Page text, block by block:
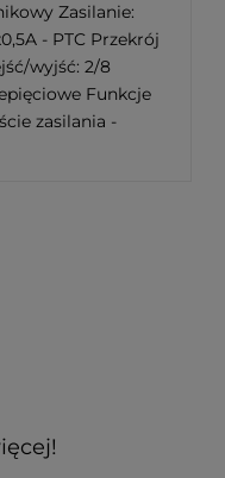
Zasilanie:
- PTC Przekrój
wyjść: 2/8
Funkcje
zasilania -